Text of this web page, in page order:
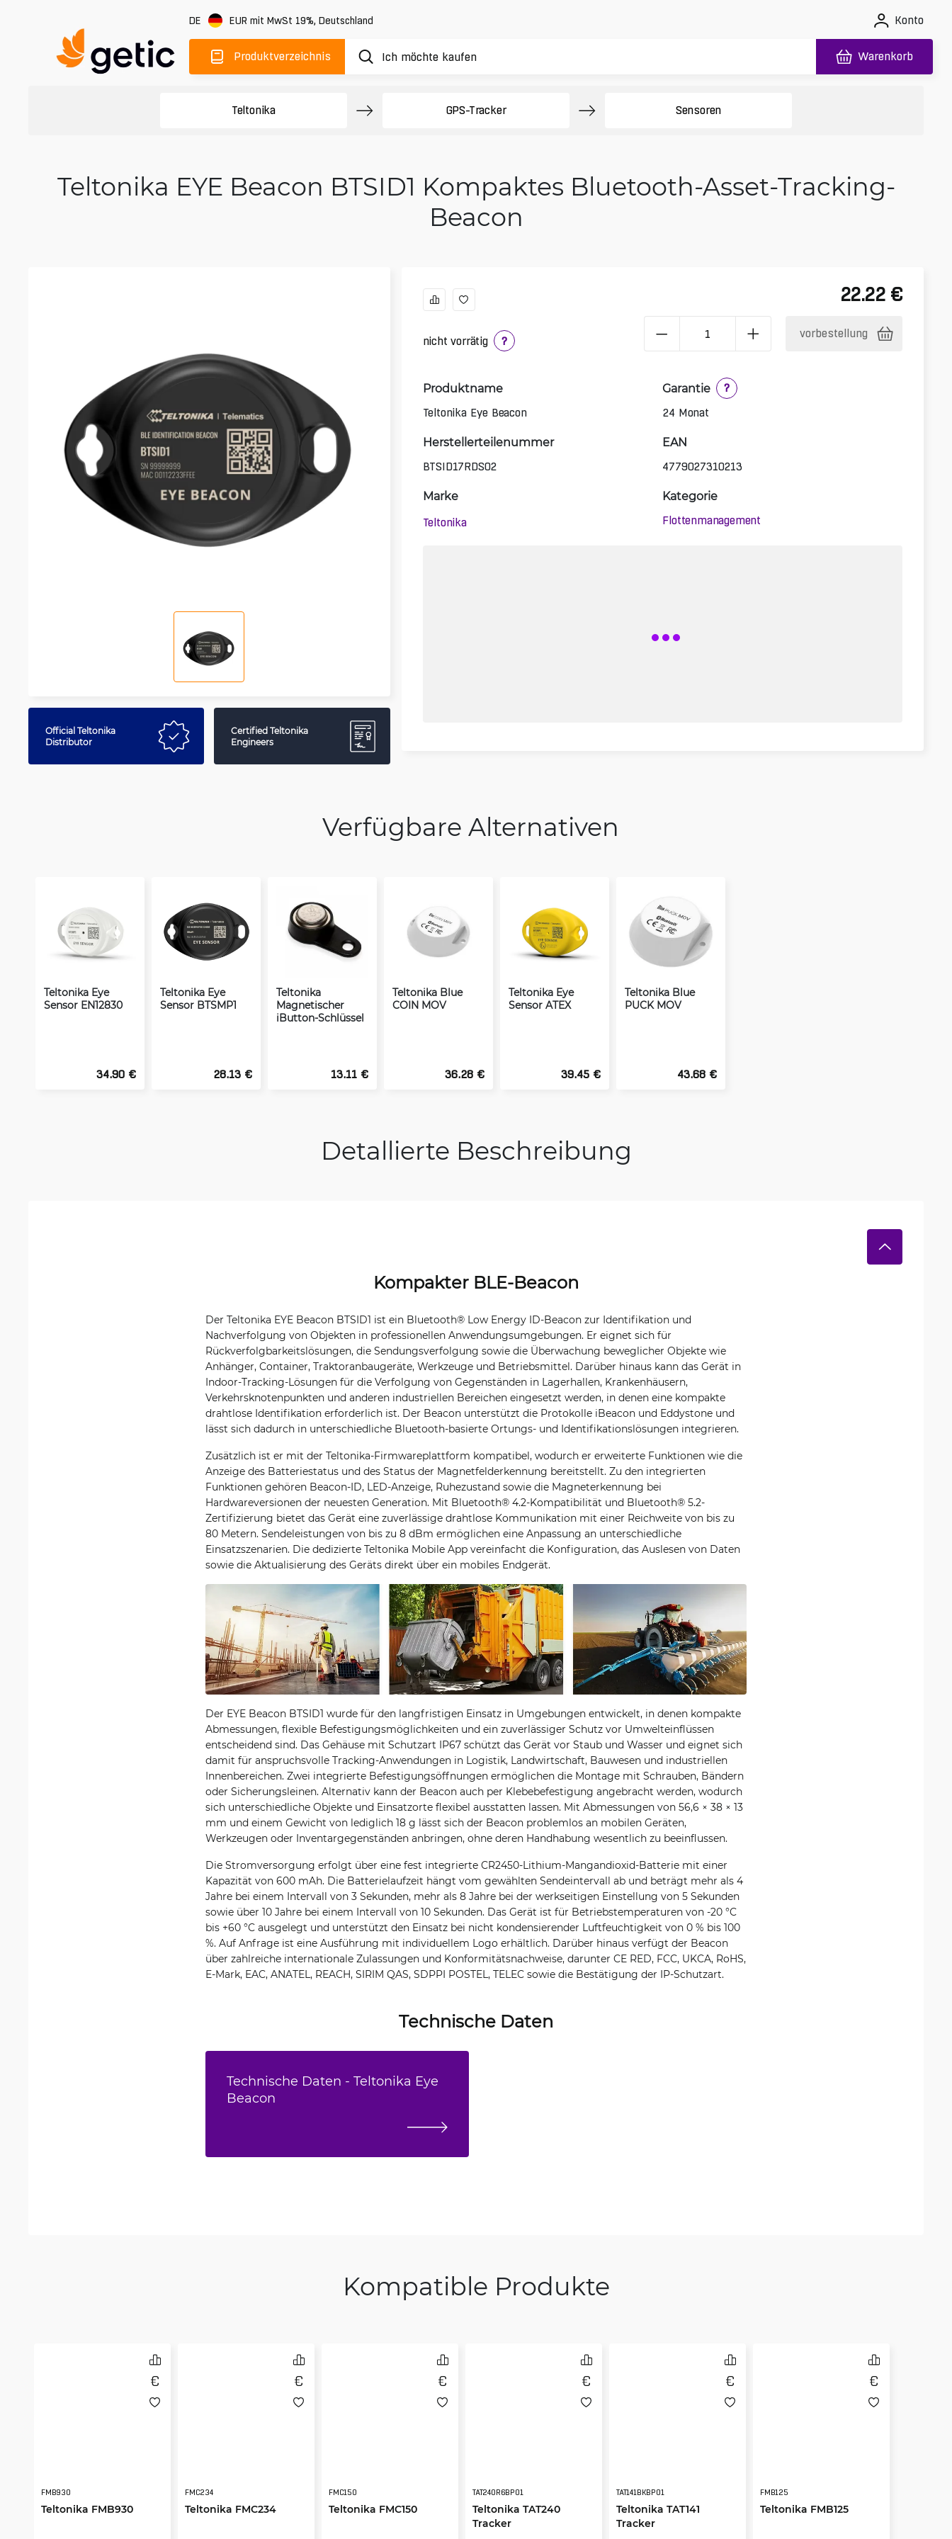
DE EUR mit MwSt 19%, Deutschland Konto
Produktverzeichnis Warenkorb
Teltonika GPS-Tracker Sensoren
Teltonika EYE Beacon BTSID1 Kompaktes Bluetooth-Asset-Tracking-
Beacon
Official Teltonika
Distributor
Certified Teltonika
Engineers
nicht vorrätig ?
22.22 €
vorbestellung
Produktname
Teltonika Eye Beacon
Garantie
?
24 Monat
Herstellerteilenummer
BTSID17RDS02
EAN
4779027310213
Marke
Teltonika
Kategorie
Flottenmanagement
Verfügbare Alternativen
Teltonika Eye
Sensor EN12830
34.90 €
Teltonika Eye
Sensor BTSMP1
28.13 €
Teltonika
Magnetischer
iButton-Schlüssel
13.11 €
Teltonika Blue
COIN MOV
36.28 €
Teltonika Eye
Sensor ATEX
39.45 €
Teltonika Blue
PUCK MOV
43.68 €
Detallierte Beschreibung
Kompakter BLE-Beacon
Der Teltonika EYE Beacon BTSID1 ist ein Bluetooth® Low Energy ID-Beacon zur Identifikation und
Nachverfolgung von Objekten in professionellen Anwendungsumgebungen. Er eignet sich für
Rückverfolgbarkeitslösungen, die Sendungsverfolgung sowie die Überwachung beweglicher Objekte wie
Anhänger, Container, Traktoranbaugeräte, Werkzeuge und Betriebsmittel. Darüber hinaus kann das Gerät in
Indoor-Tracking-Lösungen für die Verfolgung von Gegenständen in Lagerhallen, Krankenhäusern,
Verkehrsknotenpunkten und anderen industriellen Bereichen eingesetzt werden, in denen eine kompakte
drahtlose Identifikation erforderlich ist. Der Beacon unterstützt die Protokolle iBeacon und Eddystone und
lässt sich dadurch in unterschiedliche Bluetooth-basierte Ortungs- und Identifikationslösungen integrieren.
Zusätzlich ist er mit der Teltonika-Firmwareplattform kompatibel, wodurch er erweiterte Funktionen wie die
Anzeige des Batteriestatus und des Status der Magnetfelderkennung bereitstellt. Zu den integrierten
Funktionen gehören Beacon-ID, LED-Anzeige, Ruhezustand sowie die Magneterkennung bei
Hardwareversionen der neuesten Generation. Mit Bluetooth® 4.2-Kompatibilität und Bluetooth® 5.2-
Zertifizierung bietet das Gerät eine zuverlässige drahtlose Kommunikation mit einer Reichweite von bis zu
80 Metern. Sendeleistungen von bis zu 8 dBm ermöglichen eine Anpassung an unterschiedliche
Einsatzszenarien. Die dedizierte Teltonika Mobile App vereinfacht die Konfiguration, das Auslesen von Daten
sowie die Aktualisierung des Geräts direkt über ein mobiles Endgerät.
Der EYE Beacon BTSID1 wurde für den langfristigen Einsatz in Umgebungen entwickelt, in denen kompakte
Abmessungen, flexible Befestigungsmöglichkeiten und ein zuverlässiger Schutz vor Umwelteinflüssen
entscheidend sind. Das Gehäuse mit Schutzart IP67 schützt das Gerät vor Staub und Wasser und eignet sich
damit für anspruchsvolle Tracking-Anwendungen in Logistik, Landwirtschaft, Bauwesen und industriellen
Innenbereichen. Zwei integrierte Befestigungsöffnungen ermöglichen die Montage mit Schrauben, Bändern
oder Sicherungsleinen. Alternativ kann der Beacon auch per Klebebefestigung angebracht werden, wodurch
sich unterschiedliche Objekte und Einsatzorte flexibel ausstatten lassen. Mit Abmessungen von 56,6 × 38 × 13
mm und einem Gewicht von lediglich 18 g lässt sich der Beacon problemlos an mobilen Geräten,
Werkzeugen oder Inventargegenständen anbringen, ohne deren Handhabung wesentlich zu beeinflussen.
Die Stromversorgung erfolgt über eine fest integrierte CR2450-Lithium-Mangandioxid-Batterie mit einer
Kapazität von 600 mAh. Die Batterielaufzeit hängt vom gewählten Sendeintervall ab und beträgt mehr als 4
Jahre bei einem Intervall von 3 Sekunden, mehr als 8 Jahre bei der werkseitigen Einstellung von 5 Sekunden
sowie über 10 Jahre bei einem Intervall von 10 Sekunden. Das Gerät ist für Betriebstemperaturen von -20 °C
bis +60 °C ausgelegt und unterstützt den Einsatz bei nicht kondensierender Luftfeuchtigkeit von 0 % bis 100
%. Auf Anfrage ist eine Ausführung mit individuellem Logo erhältlich. Darüber hinaus verfügt der Beacon
über zahlreiche internationale Zulassungen und Konformitätsnachweise, darunter CE RED, FCC, UKCA, RoHS,
E-Mark, EAC, ANATEL, REACH, SIRIM QAS, SDPPI POSTEL, TELEC sowie die Bestätigung der IP-Schutzart.
Technische Daten
Technische Daten - Teltonika Eye
Beacon
Kompatible Produkte
FMB930
Teltonika FMB930
FMC234
Teltonika FMC234
FMC150
Teltonika FMC150
TAT240R6BP01
Teltonika TAT240
Tracker
TAT141BKBP01
Teltonika TAT141
Tracker
FMB125
Teltonika FMB125